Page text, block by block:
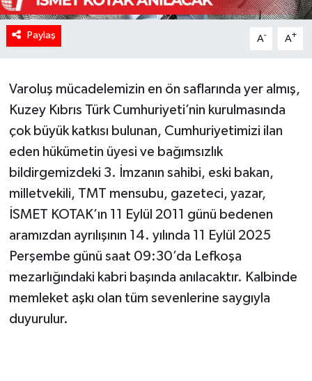
Paylaş A- A+
Varoluş mücadelemizin en ön saflarında yer almış,
Kuzey Kıbrıs Türk Cumhuriyeti’nin kurulmasında
çok büyük katkısı bulunan, Cumhuriyetimizi ilan
eden hükümetin üyesi ve bağımsızlık
bildirgemizdeki 3. İmzanın sahibi, eski bakan,
milletvekili, TMT mensubu, gazeteci, yazar,
İSMET KOTAK’ın 11 Eylül 2011 günü bedenen
aramızdan ayrılışının 14. yılında 11 Eylül 2025
Perşembe günü saat 09:30’da Lefkoşa
mezarlığındaki kabri başında anılacaktır. Kalbinde
memleket aşkı olan tüm sevenlerine saygıyla
duyurulur.